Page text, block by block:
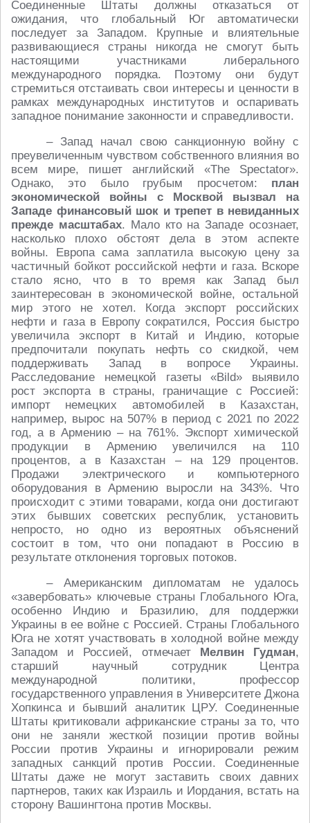
Соединенные Штаты должны отказаться от
ожидания, что глобальный Юг автоматически
последует за Западом. Крупные и влиятельные
развивающиеся страны никогда не смогут быть
настоящими участниками либерального
международного порядка. Поэтому они будут
стремиться отстаивать свои интересы и ценности в
рамках международных институтов и оспаривать
западное понимание законности и справедливости.
– Запад начал свою санкционную войну с
преувеличенным чувством собственного влияния во
всем мире, пишет английский «The Spectator».
Однако, это было грубым просчетом: план
экономической войны с Москвой вызвал на
Западе финансовый шок и трепет в невиданных
прежде масштабах. Мало кто на Западе осознает,
насколько плохо обстоят дела в этом аспекте
войны. Европа сама заплатила высокую цену за
частичный бойкот российской нефти и газа. Вскоре
стало ясно, что в то время как Запад был
заинтересован в экономической войне, остальной
мир этого не хотел. Когда экспорт российских
нефти и газа в Европу сократился, Россия быстро
увеличила экспорт в Китай и Индию, которые
предпочитали покупать нефть со скидкой, чем
поддерживать Запад в вопросе Украины.
Расследование немецкой газеты «Bild» выявило
рост экспорта в страны, граничащие с Россией:
импорт немецких автомобилей в Казахстан,
например, вырос на 507% в период с 2021 по 2022
год, а в Армению – на 761%. Экспорт химической
продукции в Армению увеличился на 110
процентов, а в Казахстан – на 129 процентов.
Продажи электрического и компьютерного
оборудования в Армению выросли на 343%. Что
происходит с этими товарами, когда они достигают
этих бывших советских республик, установить
непросто, но одно из вероятных объяснений
состоит в том, что они попадают в Россию в
результате отклонения торговых потоков.
– Американским дипломатам не удалось
«завербовать» ключевые страны Глобального Юга,
особенно Индию и Бразилию, для поддержки
Украины в ее войне с Россией. Страны Глобального
Юга не хотят участвовать в холодной войне между
Западом и Россией, отмечает Мелвин Гудман,
старший научный сотрудник Центра
международной политики, профессор
государственного управления в Университете Джона
Хопкинса и бывший аналитик ЦРУ. Соединенные
Штаты критиковали африканские страны за то, что
они не заняли жесткой позиции против войны
России против Украины и игнорировали режим
западных санкций против России. Соединенные
Штаты даже не могут заставить своих давних
партнеров, таких как Израиль и Иордания, встать на
сторону Вашингтона против Москвы.